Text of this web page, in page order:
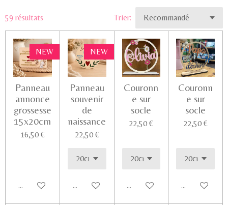
59 résultats Trier:
NEW
Panneau
annonce
grossesse
15x20cm
16,50 €
Ajouter au panier
NEW
Panneau
souvenir
de
naissance
22,50 €
Voir les détails
Couronn
e sur
socle
22,50 €
Voir les détails
Couronn
e sur
socle
22,50 €
Ajouter au